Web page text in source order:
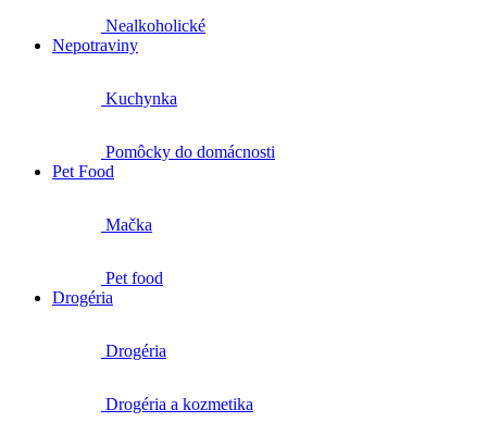
Nealkoholické
Nepotraviny
Kuchynka
Pomôcky do domácnosti
Pet Food
Mačka
Pet food
Drogéria
Drogéria
Drogéria a kozmetika